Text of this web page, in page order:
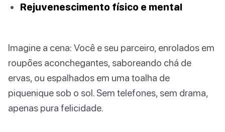
Rejuvenescimento físico e mental
Imagine a cena: Você e seu parceiro, enrolados em
roupões aconchegantes, saboreando chá de
ervas, ou espalhados em uma toalha de
piquenique sob o sol. Sem telefones, sem drama,
apenas pura felicidade.